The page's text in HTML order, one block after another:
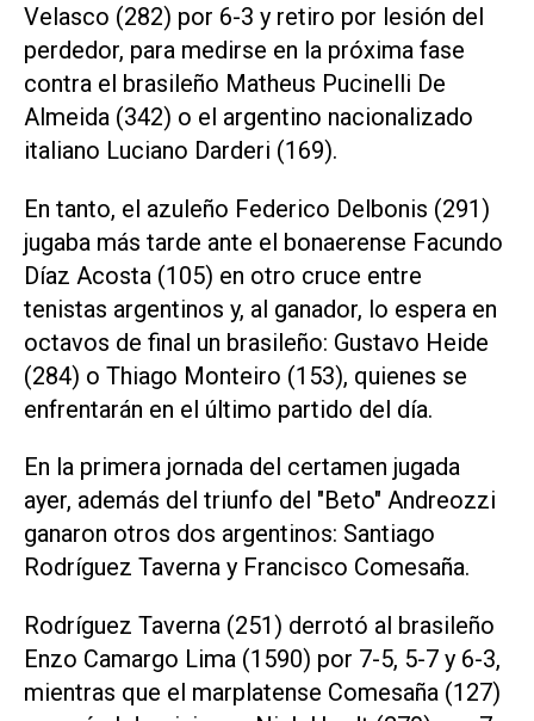
Velasco (282) por 6-3 y retiro por lesión del
perdedor, para medirse en la próxima fase
contra el brasileño Matheus Pucinelli De
Almeida (342) o el argentino nacionalizado
italiano Luciano Darderi (169).
En tanto, el azuleño Federico Delbonis (291)
jugaba más tarde ante el bonaerense Facundo
Díaz Acosta (105) en otro cruce entre
tenistas argentinos y, al ganador, lo espera en
octavos de final un brasileño: Gustavo Heide
(284) o Thiago Monteiro (153), quienes se
enfrentarán en el último partido del día.
En la primera jornada del certamen jugada
ayer, además del triunfo del "Beto" Andreozzi
ganaron otros dos argentinos: Santiago
Rodríguez Taverna y Francisco Comesaña.
Rodríguez Taverna (251) derrotó al brasileño
Enzo Camargo Lima (1590) por 7-5, 5-7 y 6-3,
mientras que el marplatense Comesaña (127)